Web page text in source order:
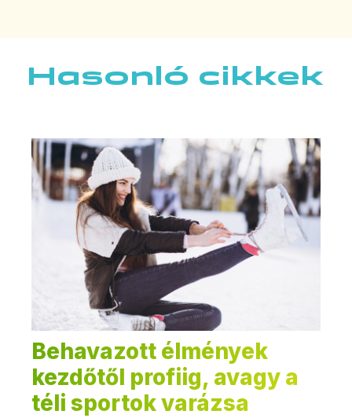
Hasonló cikkek
Behavazott élmények
kezdőtől profiig, avagy a
téli sportok varázsa